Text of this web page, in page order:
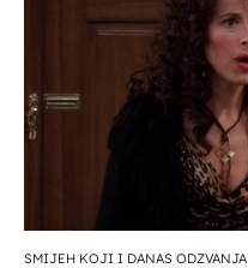
SMIJEH KOJI I DANAS ODZVANJA